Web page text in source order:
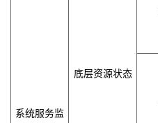
系统服务监
底层资源状态